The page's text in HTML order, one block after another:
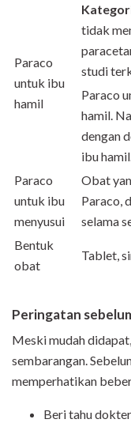
Paraco
untuk ibu
hamil
tidak
studi
Paraco
hamil.
dengan
ibu hamil
Paraco
untuk ibu
menyusui
Obat
Paraco,
selama
Bentuk
obat
Tablet,
Peringatan
Meski mudah
sembarangan.
memperhatikan
Beri tahu